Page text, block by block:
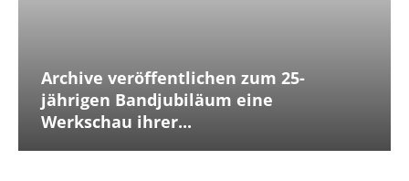
Archive veröffentlichen zum 25-
jährigen Bandjubiläum eine
Werkschau ihrer...